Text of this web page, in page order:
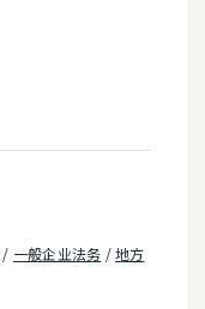
/ 一般企业法务 /地方